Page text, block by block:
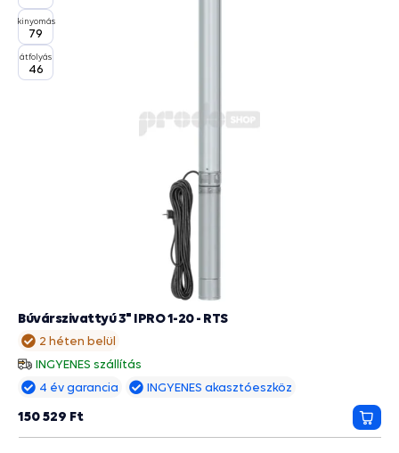
kinyomás
79
átfolyás
46
2 héten belül
INGYENES szállítás
Búvárszivattyú 3" IPRO 1-20 - RTS
4 év garancia INGYENES akasztóeszköz
150 529 Ft